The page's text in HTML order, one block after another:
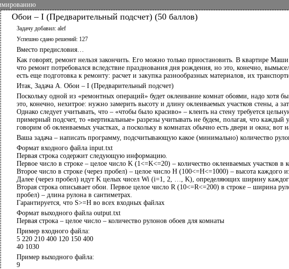
Обои – I (Предварительный подсчет) (50 баллов)
Задачу добавил: alef
Успешно сдано решений: 127
Вместо предисловия…
Как говорят, ремонт нельзя закончить. Его можно только приостановить. В квартире
что ремонт потребовался вследствие празднования дня рождения, но это, конечно,
есть еще подготовка к ремонту: расчет и закупка разнообразных материалов, их
Итак, Задача А. Обои – I (Предварительный подсчет)
Поскольку одной из «ремонтных операций» будет оклеивание комнат обоями, надо хотя
это, конечно, нехитрое: нужно замерить высоту и длину оклеиваемых участков стены, а
Однако следует учитывать, что – «чтобы было красиво» – клеить на стену требуется
примерный подсчет, то «вертикальные» разрезы учитывать не будем, полагая, что
говорим об оклеиваемых участках, а поскольку в комнатах обычно есть двери и окна;
Ваша задача – написать программу, подсчитывающую какое (минимально) количество
Формат входного файла input.txt
Первая строка содержит следующую информацию.
Первое число в строке – целое число K (1<=K<=20) – количество оклеиваемых участков в
Второе число в строке (через пробел) – целое число H (100<=H<=1000) – высота каждого
Далее (через пробел) идут K целых чисел Wi (i=1, 2, …, K), определяющих ширину
Вторая строка описывает обои. Первое целое число R (10<=R<=200) в строке – ширина
пробел) – длина рулона в сантиметрах.
Гарантируется, что S>=H во всех входных файлах
Формат выходного файла output.txt
Первая строка – целое число – количество рулонов обоев для комнаты
Пример входного файла:
5 220 210 400 120 150 400
40 1030
Пример выходного файла:
9